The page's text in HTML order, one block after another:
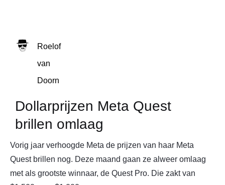
Roelof
van
Doorn
Dollarprijzen Meta Quest
brillen omlaag
Vorig jaar verhoogde Meta de prijzen van haar Meta
Quest brillen nog. Deze maand gaan ze alweer omlaag
met als grootste winnaar, de Quest Pro. Die zakt van